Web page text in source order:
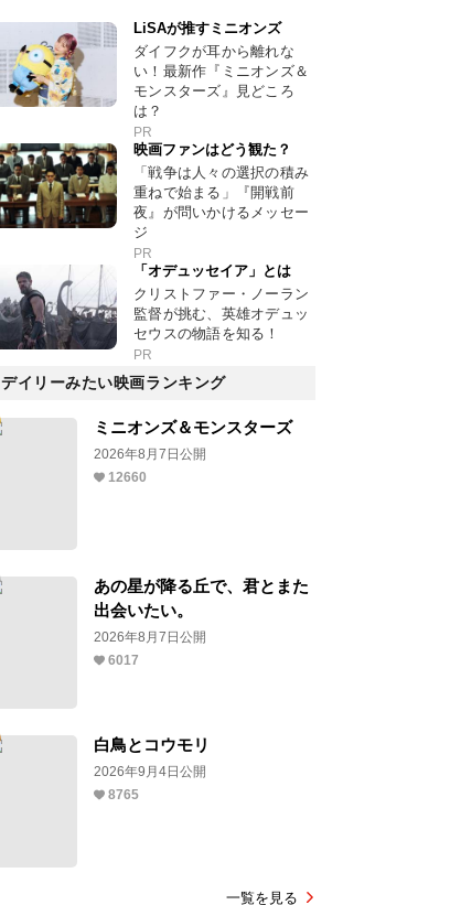
LiSAが推すミニオンズ
ダイフクが耳から離れな
い！最新作『ミニオンズ＆
モンスターズ』見どころ
は？
PR
映画ファンはどう観た？
「戦争は人々の選択の積み
重ねで始まる」『開戦前
夜』が問いかけるメッセー
ジ
PR
「オデュッセイア」とは
クリストファー・ノーラン
監督が挑む、英雄オデュッ
セウスの物語を知る！
PR
デイリーみたい映画ランキング
ミニオンズ＆モンスターズ
2026年8月7日公開
12660
あの星が降る丘で、君とまた
出会いたい。
2026年8月7日公開
6017
白鳥とコウモリ
2026年9月4日公開
8765
一覧を見る